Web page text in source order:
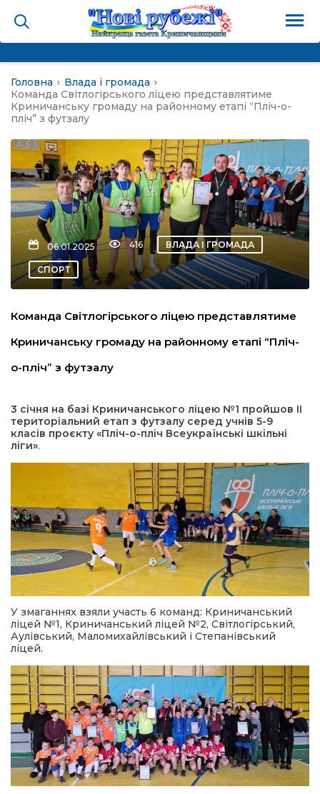
громада
не буває
пам’яті
Головна
Влада і громада
Команда Світлогірського ліцею представлятиме
Криничанську громаду на районному етапі “Пліч-о-
пліч” з футзалу
06.01.2025 416 ВЛАДА І ГРОМАДА
СПОРТ
Команда Світлогірського ліцею представлятиме
Криничанську громаду на районному етапі “Пліч-
о-пліч” з футзалу
3 січня на базі Криничанського ліцею №1 пройшов ІІ
територіальний етап з футзалу серед учнів 5-9
класів проєкту «Пліч-о-пліч Всеукраїнські шкільні
ліги».
У змаганнях взяли участь 6 команд: Криничанський
ліцей №1, Криничанський ліцей №2, Світлогірський,
Аулівський, Маломихайлівський і Степанівський
ліцей.